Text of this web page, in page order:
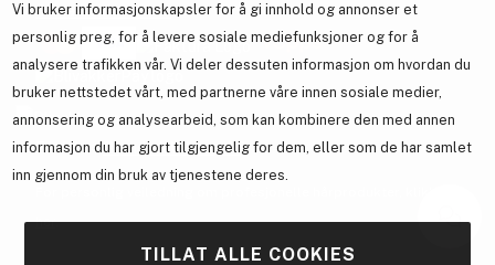
Vi bruker informasjonskapsler for å gi innhold og annonser et
personlig preg, for å levere sosiale mediefunksjoner og for å
analysere trafikken vår. Vi deler dessuten informasjon om hvordan du
bruker nettstedet vårt, med partnerne våre innen sosiale medier,
annonsering og analysearbeid, som kan kombinere den med annen
informasjon du har gjort tilgjengelig for dem, eller som de har samlet
inn gjennom din bruk av tjenestene deres.
TILLAT ALLE COOKIES
Samarbeid med oss
En del avBrandsdal Group AS
her.